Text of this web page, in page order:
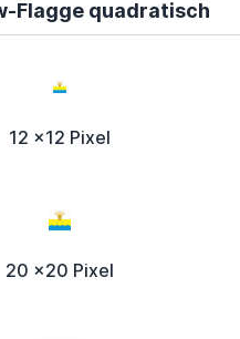
Flagge quadratisch
12 x12 Pixel
20 x20 Pixel